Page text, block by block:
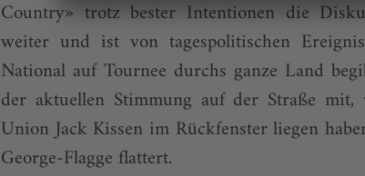
Coun­try» trotz bester Intentionen die
weiter und ist von tagespolitischen
National auf Tournee durchs ganze Land
der aktuellen Stimmung auf der Straße
Union Jack Kissen im Rückfenster liegen
George-Flagge flattert.